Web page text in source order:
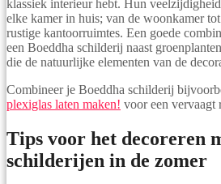
klassiek interieur hebt. Hun
elke kamer in huis; van de woonkamer
rustige kantoorruimtes. Een goede
een Boeddha schilderij naast
die de natuurlijke elementen van de
Combineer je Boeddha schilderij
plexiglas laten maken! voor een vervaagt
Tips voor het decoreren
schilderijen in de zomer